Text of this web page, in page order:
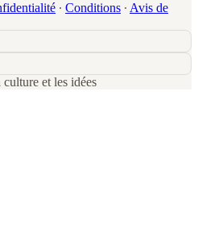
∙ Conditions ∙ Avis de
et les idées